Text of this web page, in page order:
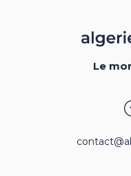
Le